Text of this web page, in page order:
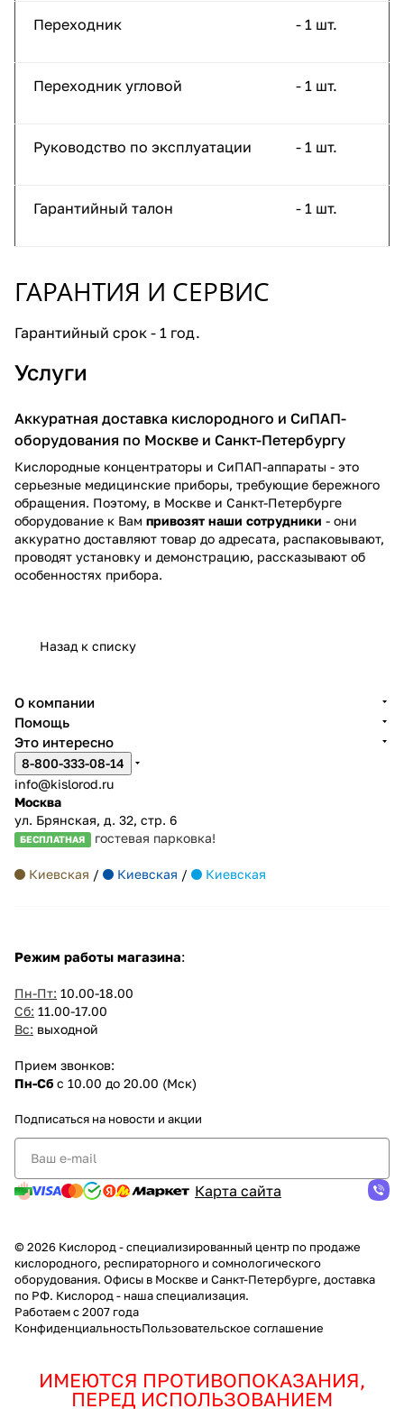
Переходник - 1 шт.
Переходник угловой - 1 шт.
Руководство по эксплуатации - 1 шт.
Гарантийный талон - 1 шт.
ГАРАНТИЯ И СЕРВИС
Гарантийный срок - 1 год.
Услуги
Аккуратная доставка кислородного и СиПАП-
оборудования по Москве и Санкт-Петербургу
Кислородные концентраторы и СиПАП-аппараты - это
серьезные медицинские приборы, требующие бережного
обращения. Поэтому, в Москве и Санкт-Петербурге
оборудование к Вам привозят наши сотрудники - они
аккуратно доставляют товар до адресата, распаковывают,
проводят установку и демонстрацию, рассказывают об
особенностях прибора.
Назад к списку
О компании
Помощь
Это интересно
8-800-333-08-14
info@kislorod.ru
Москва
ул. Брянская, д. 32, стр. 6
БЕСПЛАТНАЯ гостевая парковка!
Киевская / Киевская / Киевская
Режим работы магазина:
Пн-Пт: 10.00-18.00
Сб: 11.00-17.00
Вс: выходной
Прием звонков:
Пн-Сб с 10.00 до 20.00 (Мск)
Подписаться на новости и акции
Карта сайта
© 2026 Кислород - специализированный центр по продаже
кислородного, респираторного и сомнологического
оборудования. Офисы в Москве и Санкт-Петербурге, доставка
по РФ. Кислород - наша специализация.
Работаем с 2007 года
КонфиденциальностьПользовательское соглашение
ИМЕЮТСЯ ПРОТИВОПОКАЗАНИЯ,
ПЕРЕД ИСПОЛЬЗОВАНИЕМ